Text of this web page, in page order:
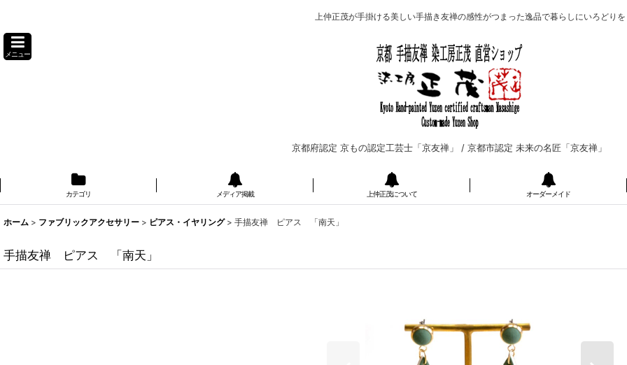
上仲正茂が手掛ける美しい手描き友禅の感性がつまった逸品で暮らしにいろどりを
メニュー
京都府認定 京もの認定工芸士「京友禅」 / 京都市認定 未来の名匠「京友禅」
カテゴリ メディア掲載 上仲正茂について オーダーメイド
ホーム > ファブリックアクセサリー > ピアス・イヤリング > 手描友禅 ピアス 「南天」
手描友禅 ピアス 「南天」